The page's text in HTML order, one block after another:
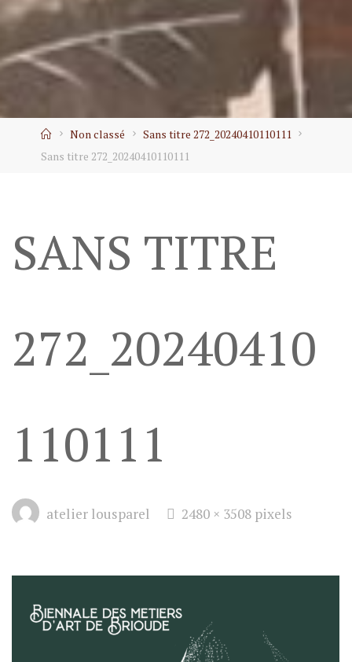
Home
Non classé
Sans titre 272_20240410110111
Sans titre 272_20240410110111
SANS TITRE
272_20240410
110111
atelier lousparel
Full2480 × 3508 pixels